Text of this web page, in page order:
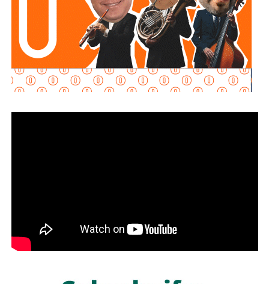
La diputada María Dolores Robles Chairez destacó que la
modificación busca brindar mayores herramientas jurídicas
para proteger el derecho de niñas, niños y demás
personas acreedoras alimentarias, evitando que
maniobras de carácter patrimonial sean utilizadas para
establecidas por la autoridad judicial.
durante periodos relacionados con procesos familiares y
la transferencia de bienes a familiares o personas de
confianza que actúan como titulares aparentes.